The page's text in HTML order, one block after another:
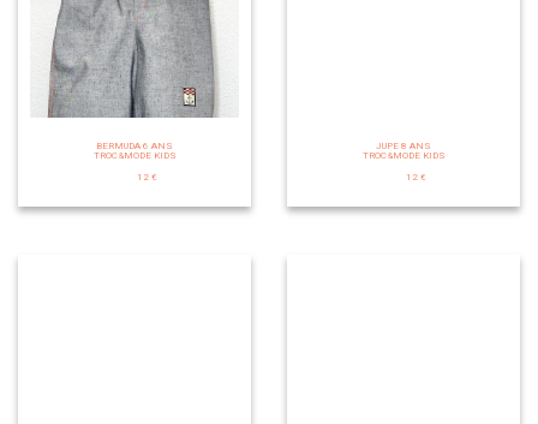
BERMUDA 6 ANS
TROC&MODE KIDS
12 €
JUPE 8 ANS
TROC&MODE KIDS
12 €